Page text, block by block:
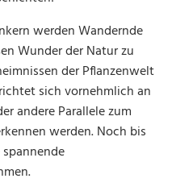
werden Wandernde
Wunder der Natur zu
der Pflanzenwelt
sich vornehmlich an
andere Parallele zum
werden. Noch bis